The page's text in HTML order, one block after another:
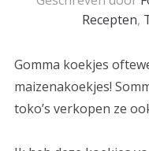
Recepten,
Gomma koekjes
maizenakoekjes!
toko’s verkopen ze